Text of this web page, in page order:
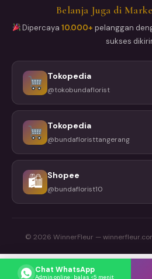
Belanja Juga di
Dipercaya10.000+ pelanggan
sukses
Tokopedia
@tokobundaflorist
Tokopedia
@bundafloristtangerang
🛍 Shopee
@bundaflorist10
© 2026 WinnerFleur —
Chat WhatsApp
Admin online · balas <5 menit